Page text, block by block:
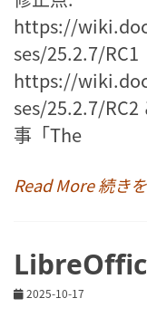
https://
ses/25.2.7/
https://
ses/25.2.7/RC2
事「The
Read More 続き
2025-10-17